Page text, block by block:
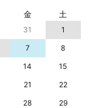
金 土
31
1
7
8
14
15
21
22
28
29